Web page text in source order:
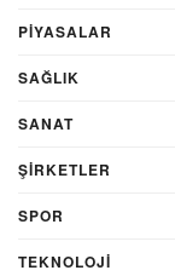
PİYASALAR
SAĞLIK
SANAT
ŞIRKETLER
SPOR
TEKNOLOJİ